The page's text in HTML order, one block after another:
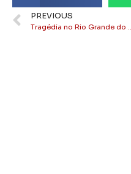
PREVIOUS
Tragédia no Rio Grande do